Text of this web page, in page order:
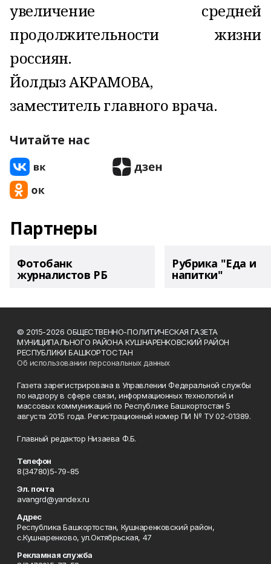
увеличение средней
продолжительности жизни
россиян.
Йолдыз АКРАМОВА,
заместитель главного врача.
Читайте нас
Партнеры
Фотобанк
журналистов РБ
Рубрика "Еда и
напитки"
© 2015-2026 ОБЩЕСТВЕННО-ПОЛИТИЧЕСКАЯ ГАЗЕТА
МУНИЦИПАЛЬНОГО РАЙОНА КУШНАРЕНКОВСКИЙ РАЙОН
РЕСПУБЛИКИ БАШКОРТОСТАН
Об использовании персональных данных
Газета зарегистрирована в Управлении Федеральной службы
по надзору в сфере связи, информационных технологий и
массовых коммуникаций по Республике Башкортостан 5
августа 2015 года. Регистрационный номер ПИ № ТУ 02-01389.
Главный редактор Низаева Ф.Б.
Телефон
8(34780)5-79-85
Эл. почта
avangrd@yandex.ru
Адрес
Республика Башкортостан, Кушнаренковский район,
с.Кушнаренково, ул.Октябрьская, 47
Рекламная служба